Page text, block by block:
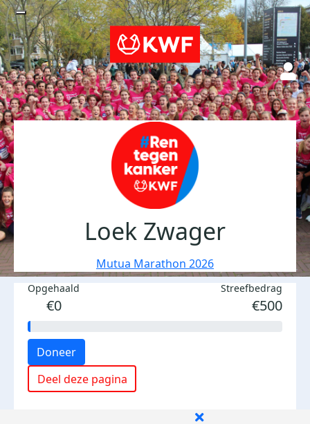
Loek Zwager
Mutua Marathon 2026
Opgehaald
€0
Streefbedrag
€500
Doneer
Deel deze pagina